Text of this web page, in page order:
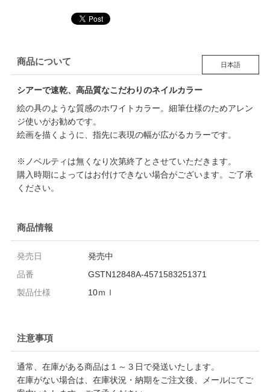
商品について 日本語
シアーで速乾、高品質なこだわりのネイルカラー
絵の具のような質感のホワイトカラー。細筆仕様のためアレン
ジ使いがお勧めです。
絵画を描くように、指先に表現の幅が広がるカラーです。
※ノベルティは無くなり次第終了とさせていただきます。
購入時期によってはお付けできない場合がございます。ご了承
ください。
商品情報
発売日
発売中
品番
GSTN12848A-4571583251371
製品仕様
10ｍｌ
注意事項
通常、在庫がある商品は１～３日で発送いたします。
在庫がない場合は、在庫状況・納期をご注文後、メールにてご